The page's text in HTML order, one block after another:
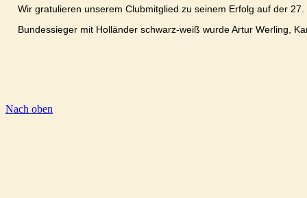
Wir gratulieren unserem Clubmitglied zu seinem Erfolg auf der
Bundessieger mit Holländer schwarz-weiß wurde Artur Werling,
Nach oben